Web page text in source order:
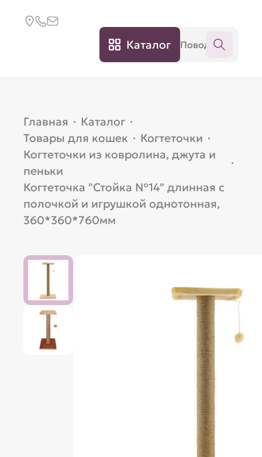
Каталог
Главная · Каталог ·
Товары для кошек · Когтеточки ·
Когтеточки из ковролина, джута и
пеньки
·
Когтеточка "Стойка №14" длинная с
полочкой и игрушкой однотонная,
360*360*760мм